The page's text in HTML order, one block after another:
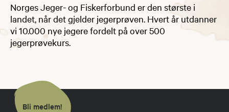
Norges Jeger- og Fiskerforbund er den største i
landet, når det gjelder jegerprøven. Hvert år utdanner
vi 10.000 nye jegere fordelt på over 500
jegerprøvekurs.
Bli medlem!